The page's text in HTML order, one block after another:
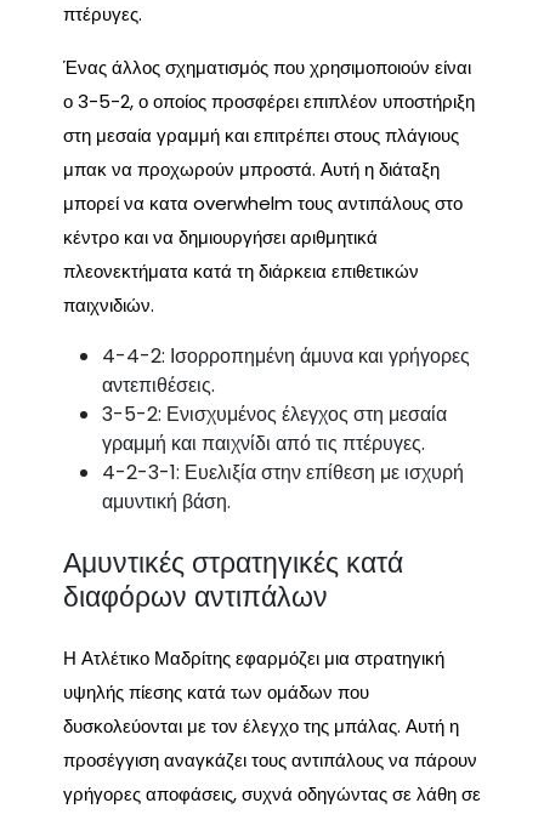
πτέρυγες.
Ένας άλλος σχηματισμός που χρησιμοποιούν είναι
ο 3-5-2, ο οποίος προσφέρει επιπλέον υποστήριξη
στη μεσαία γραμμή και επιτρέπει στους πλάγιους
μπακ να προχωρούν μπροστά. Αυτή η διάταξη
μπορεί να κατα overwhelm τους αντιπάλους στο
κέντρο και να δημιουργήσει αριθμητικά
πλεονεκτήματα κατά τη διάρκεια επιθετικών
παιχνιδιών.
4-4-2: Ισορροπημένη άμυνα και γρήγορες
αντεπιθέσεις.
3-5-2: Ενισχυμένος έλεγχος στη μεσαία
γραμμή και παιχνίδι από τις πτέρυγες.
4-2-3-1: Ευελιξία στην επίθεση με ισχυρή
αμυντική βάση.
Αμυντικές στρατηγικές κατά
διαφόρων αντιπάλων
Η Ατλέτικο Μαδρίτης εφαρμόζει μια στρατηγική
υψηλής πίεσης κατά των ομάδων που
δυσκολεύονται με τον έλεγχο της μπάλας. Αυτή η
προσέγγιση αναγκάζει τους αντιπάλους να πάρουν
γρήγορες αποφάσεις, συχνά οδηγώντας σε λάθη σε